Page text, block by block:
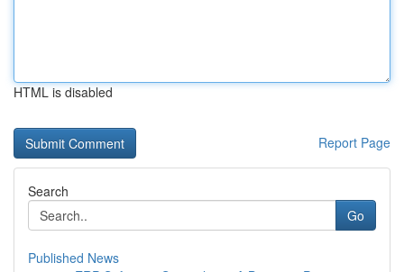
HTML is disabled
Report Page
Search
Go
Published News